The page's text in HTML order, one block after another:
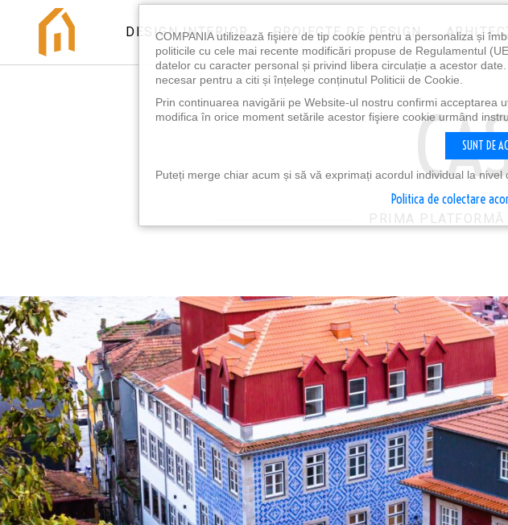
DESIGN INTERIOR PROIECTE DE DESIGN
PRIMA
COMPANIA utilizează fişiere de tip cookie pentru a personaliza și
politicile cu cele mai recente modificări propuse de Regulamentul
datelor cu caracter personal și privind libera circulație a acestor
necesar pentru a citi și înțelege conținutul Politicii de Cookie.
Prin continuarea navigării pe Website-ul nostru confirmi acceptarea
modifica în orice moment setările acestor fişiere cookie urmând
SUNT DE
Puteți merge chiar acum și să vă exprimați acordul individual la nivel
Politica de colectare